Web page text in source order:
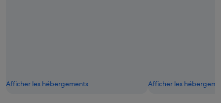
Afficher les hébergements Afficher les